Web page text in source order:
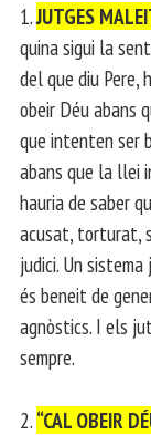
1.JUTGES
quina sigui la
del que diu Pere,
obeir Déu abans
que intenten ser
abans que la llei
hauria de saber
acusat, torturat,
judici. Un
és beneit de
agnòstics. I els
sempre.
2. “CAL OBEIR